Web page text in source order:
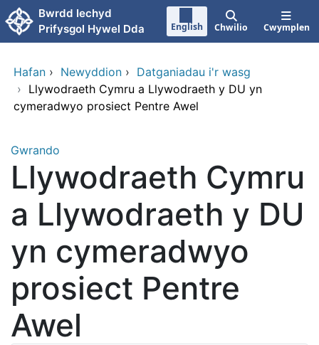
Neidio i'r prif gynnwy
Bwrdd Iechyd
Prifysgol Hywel Dda
English Chwilio Cwymplen
Hafan › Newyddion › Datganiadau i'r wasg
› Llywodraeth Cymru a Llywodraeth y DU yn
cymeradwyo prosiect Pentre Awel
Gwrando
Llywodraeth Cymru
a Llywodraeth y DU
yn cymeradwyo
prosiect Pentre
Awel